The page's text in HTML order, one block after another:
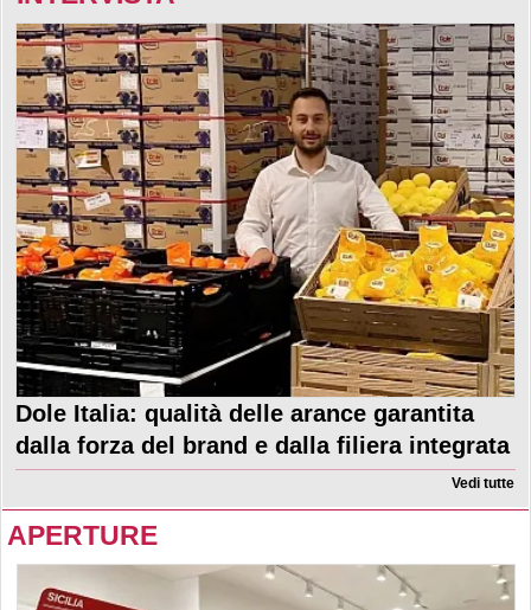
Dole Italia: qualità delle arance garantita
dalla forza del brand e dalla filiera integrata
Vedi tutte
APERTURE